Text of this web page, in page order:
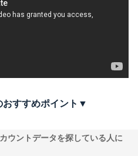
おすすめポイント▼
ウントデータを探している人に